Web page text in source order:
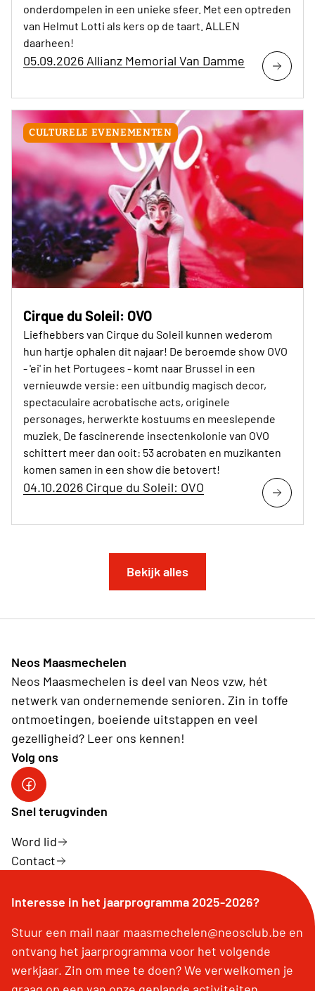
onderdompelen in een unieke sfeer. Met een optreden
van Helmut Lotti als kers op de taart. ALLEN
daarheen!
05.09.2026 Allianz Memorial Van Damme
CULTURELE EVENEMENTEN
Cirque du Soleil: OVO
Liefhebbers van Cirque du Soleil kunnen wederom
hun hartje ophalen dit najaar! De beroemde show OVO
- 'ei' in het Portugees - komt naar Brussel in een
vernieuwde versie: een uitbundig magisch decor,
spectaculaire acrobatische acts, originele
personages, herwerkte kostuums en meeslepende
muziek. De fascinerende insectenkolonie van OVO
schittert meer dan ooit: 53 acrobaten en muzikanten
komen samen in een show die betovert!
04.10.2026 Cirque du Soleil: OVO
Bekijk alles
Neos Maasmechelen
Neos Maasmechelen is deel van Neos vzw, hét
netwerk van ondernemende senioren. Zin in toffe
ontmoetingen, boeiende uitstappen en veel
gezelligheid? Leer ons kennen!
Volg ons
facebook
Snel terugvinden
Word lid
Contact
Interesse in het jaarprogramma 2025-2026?
Stuur een mail naar maasmechelen@neosclub.be en
ontvang het jaarprogramma voor het volgende
werkjaar. Zin om mee te doen? We verwelkomen je